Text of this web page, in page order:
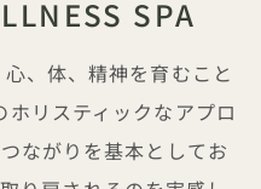
SPA
、体、精神を育むこと
リスティックなアプロ
ながりを基本としてお